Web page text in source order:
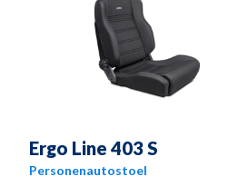
Ergo Line 403 S
Personenautostoel